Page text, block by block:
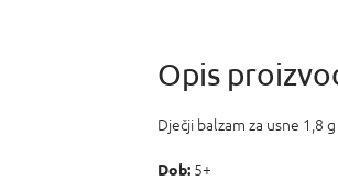
Dječji balzam za usne 1,8 g
Dob: 5+